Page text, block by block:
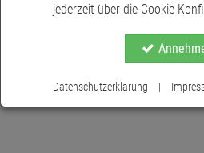
jederzeit über die Cookie
Datenschutzerklärung |